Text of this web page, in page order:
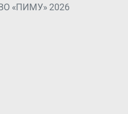
«ПИМУ» 2026